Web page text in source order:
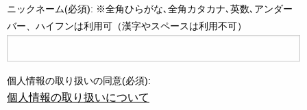
ニックネーム(必須): ※全角ひらがな､全角カタカナ､英数､アンダー
バー、ハイフンは利用可（漢字やスペースは利用不可）
個人情報の取り扱いの同意(必須):
個人情報の取り扱いについて